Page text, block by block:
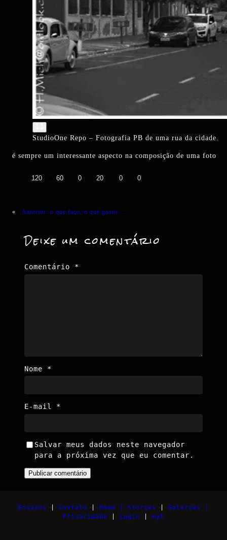
StudioOne Repo – Fotografia PB de uma rua da cidade.
é sempre um interessante aspecto na composição de uma foto
120 60 0 20 0 0
« Anterior: o que faço, o que gosto …
Deixe um comentário
Comentário *
Nome *
E-mail *
Salvar meus dados neste navegador
para a próxima vez que eu comentar.
Ensaios Contato Home | Stories
Galerias |
Privacidade
Login myI